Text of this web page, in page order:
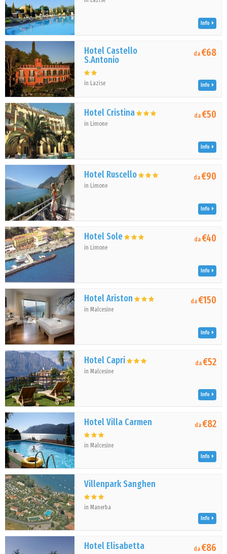
Info
Hotel Castello
S.Antonio
in Lazise
da€68
Info
Hotel Cristina
in Limone
da€50
Info
Hotel Ruscello
in Limone
da€90
Info
Hotel Sole
in Limone
da€40
Info
Hotel Ariston
in Malcesine
da€150
Info
Hotel Capri
in Malcesine
da€52
Info
Hotel Villa Carmen
in Malcesine
da€82
Info
Villenpark Sanghen
in Manerba
Info
Hotel Elisabetta da€86